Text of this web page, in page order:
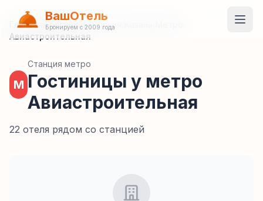
ВашОтель
Бронируем с 2009 года
Главная Гостиницы/Россия
Авиастроительная
М
Станция метро
Гостиницы у метро
Авиастроительная
22 отеля рядом со станцией